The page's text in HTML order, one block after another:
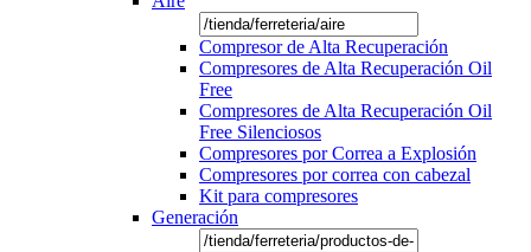
Compresor de Alta Recuperación
Compresores de Alta Recuperación Oil
Free
Compresores de Alta Recuperación Oil
Free Silenciosos
Compresores por Correa a Explosión
Compresores por correa con cabezal
Kit para compresores
Generación